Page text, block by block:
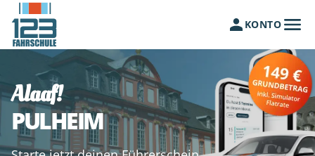
KONTO
Alaaf!
PULHEIM